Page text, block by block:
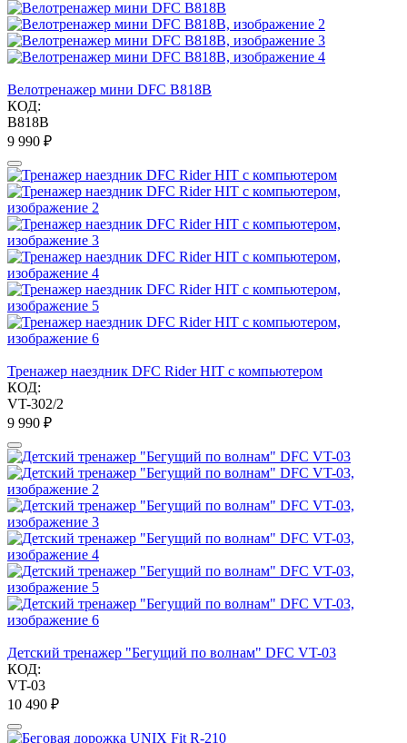
Велотренажер мини DFC B818B
КОД:
B818B
9 990 ₽
Тренажер наездник DFC Rider HIT с компьютером
КОД:
VT-302/2
9 990 ₽
Детский тренажер "Бегущий по волнам" DFC VT-03
КОД:
VT-03
10 490 ₽